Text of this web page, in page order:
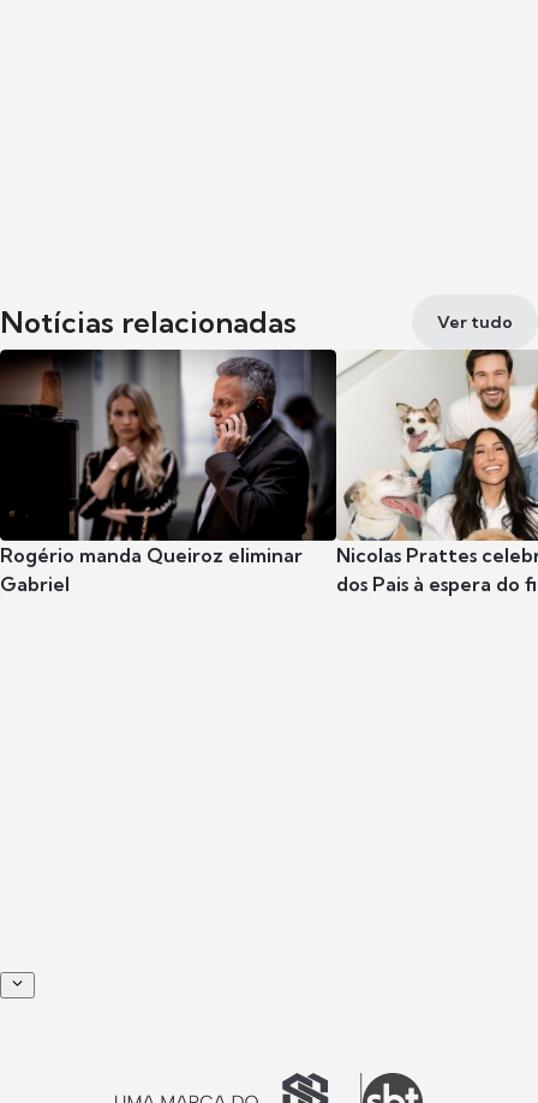
Notícias relacionadas Ver tudo
Rogério manda Queiroz eliminar
Gabriel
Nicolas Prattes
dos Pais à espera do